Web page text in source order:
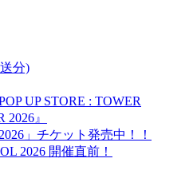
分)
UP STORE : TOWER
2026』
」チケット発売中！！
2026 開催直前！